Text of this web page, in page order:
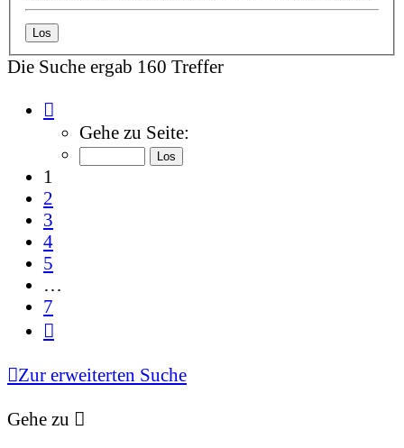
Die Suche ergab 160 Treffer
1
von
Gehe zu Seite:
1
2
3
4
5
…
7
Zur erweiterten Suche
Gehe zu